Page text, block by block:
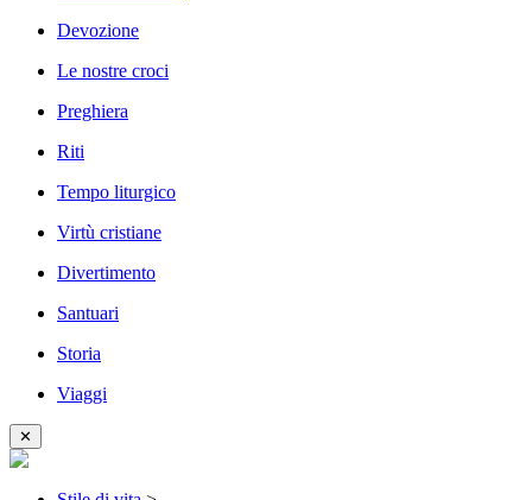
Devozione
Le nostre croci
Preghiera
Riti
Tempo liturgico
Virtù cristiane
Divertimento
Santuari
Storia
Viaggi
✕